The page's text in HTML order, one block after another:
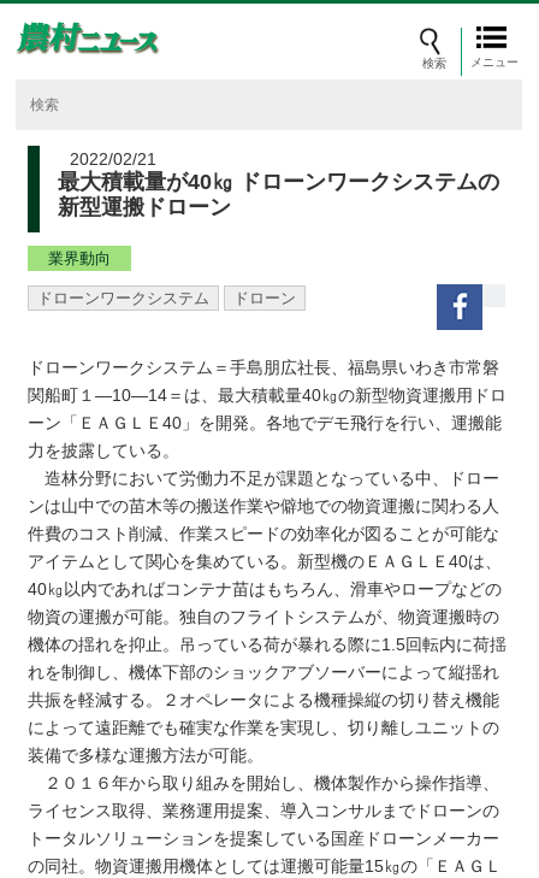
メニュー
2022/02/21
最大積載量が40㎏ ドローンワークシステムの
新型運搬ドローン
業界動向
ドローンワークシステム ドローン
ドローンワークシステム＝手島朋広社長、福島県いわき市常磐
関船町１―10―14＝は、最大積載量40㎏の新型物資運搬用ドロ
ーン「ＥＡＧＬＥ40」を開発。各地でデモ飛行を行い、運搬能
力を披露している。
造林分野において労働力不足が課題となっている中、ドロー
ンは山中での苗木等の搬送作業や僻地での物資運搬に関わる人
件費のコスト削減、作業スピードの効率化が図ることが可能な
アイテムとして関心を集めている。新型機のＥＡＧＬＥ40は、
40㎏以内であればコンテナ苗はもちろん、滑車やロープなどの
物資の運搬が可能。独自のフライトシステムが、物資運搬時の
機体の揺れを抑止。吊っている荷が暴れる際に1.5回転内に荷揺
れを制御し、機体下部のショックアブソーバーによって縦揺れ
共振を軽減する。２オペレータによる機種操縦の切り替え機能
によって遠距離でも確実な作業を実現し、切り離しユニットの
装備で多様な運搬方法が可能。
２０１６年から取り組みを開始し、機体製作から操作指導、
ライセンス取得、業務運用提案、導入コンサルまでドローンの
トータルソリューションを提案している国産ドローンメーカー
の同社。物資運搬用機体としては運搬可能量15㎏の「ＥＡＧＬ